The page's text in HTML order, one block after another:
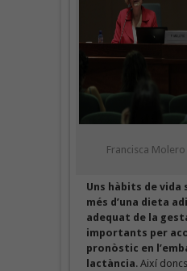
Francisca Molero
Uns hàbits de vida
més d’una dieta
adequat de la
importants per
pronòstic en
lactància. Així